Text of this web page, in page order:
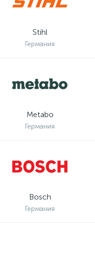
Stihl
Германия
Metabo
Германия
Bosch
Германия